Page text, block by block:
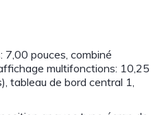
pouces, combiné
multifonctions: 10,25
tableau de bord central 1,